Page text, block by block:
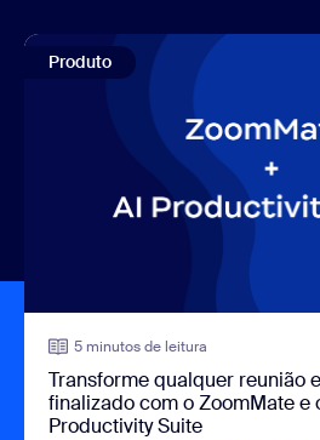
Produto
5 minutos de leitura
Transforme qualquer reunião
finalizado com o ZoomMate e
Productivity Suite